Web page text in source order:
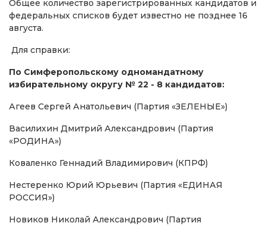
Общее количество зарегистрированных кандидатов и
федеральных списков будет известно не позднее 16
августа.
Для справки:
По Симферопольскому одномандатному
избирательному округу № 22 - 8 кандидатов:
Агеев Сергей Анатольевич (Партия «ЗЕЛЕНЫЕ»)
Василихин Дмитрий Александрович (Партия
«РОДИНА»)
Коваленко Геннадий Владимирович (КПРФ)
Нестеренко Юрий Юрьевич (Партия «ЕДИНАЯ
РОССИЯ»)
Новиков Николай Александрович (Партия